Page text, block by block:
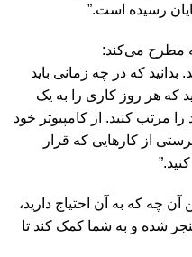
رسیده است.”
مطرح می‌کند:
بدانید که در چه زمانی باید
که هر روز کاری را به یک
مرتب کنید. از کامپیوتر خود
از کارهایی که قرار
چه که به آن احتیاج دارید،
شده و به شما کمک کند تا